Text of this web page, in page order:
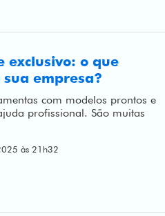
exclusivo: o que
empresa?
com modelos prontos e
profissional. São muitas
às 21h32